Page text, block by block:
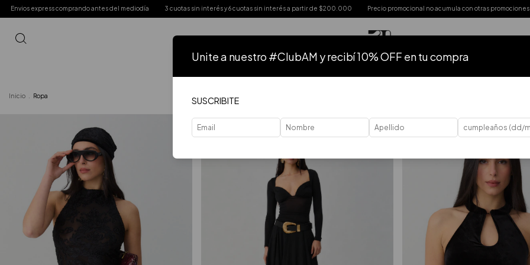
3 cuotas sin interés y 6 cuotas sin interés a partir de $200.000 Precio promocional no acumula con otras promociones Envios express comprando antes del
Inicio Ropa
Unite a nuestro #ClubAM y recibí 10% OFF en tu compra
SUSCRIBITE